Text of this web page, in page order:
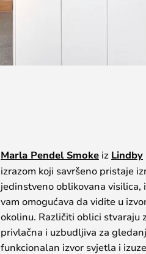
Marla Pendel Smoke iz Lindby
izrazom koji savršeno pristaje
jedinstveno oblikovana visilica,
vam omogućava da vidite u
okolinu. Različiti oblici stvaraju
privlačna i uzbudljiva za
funkcionalan izvor svjetla i